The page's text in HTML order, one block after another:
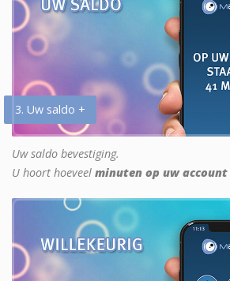
3. Uw saldo +
Uw saldo bevestiging.
U hoort hoeveel minuten op uw account